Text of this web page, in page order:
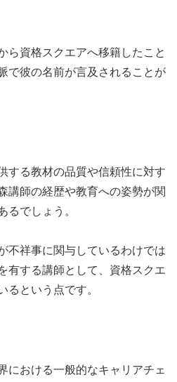
ら資格スクエアへ移籍したこと
で彼の名前が言及されることが
する教材の品質や信頼性に対す
講師の経歴や教育への姿勢が関
るでしょう。
不祥事に関与しているわけでは
有する講師として、資格スクエ
るという点です。
における一般的なキャリアチェ